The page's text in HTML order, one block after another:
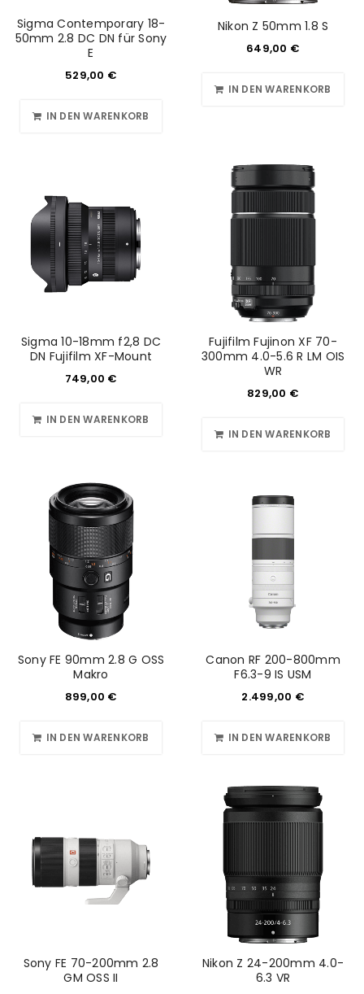
Benutzername oder E-Mail-Adresse*
Passwort*
Angemeldet bleiben
PASSWORT VERGESSEN?
E-Mail-Adresse*
Ein Link zum Erstellen eines neuen Passworts wird an
Please select all the ways you would like to hear from
Ich stimme zu
Ja, ich möchte ein Kundenkonto eröffnen und
akzeptiere dieDatenschutzerklärung
REGISTRIEREN
Sigma Contemporary 18-
50mm 2.8 DC DN für Sony
E
529,00 €
IN DEN WARENKORB
Nikon Z 50mm 1.8 S
649,00 €
IN DEN WARENKORB
Sigma 10-18mm f2,8 DC
DN Fujifilm XF-Mount
749,00 €
IN DEN WARENKORB
Fujifilm Fujinon XF 70-
300mm 4.0-5.6 R LM OIS
WR
829,00 €
IN DEN WARENKORB
Sony FE 90mm 2.8 G OSS
Makro
899,00 €
IN DEN WARENKORB
Canon RF 200-800mm
F6.3-9 IS USM
2.499,00 €
IN DEN WARENKORB
Sony FE 70-200mm 2.8
GM OSS II
Nikon Z 24-200mm 4.0-
6.3 VR